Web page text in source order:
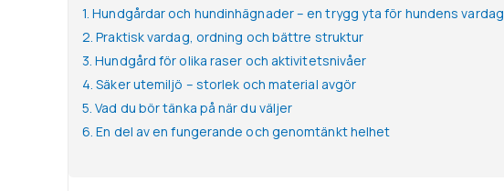
1. Hundgårdar och hundinhägnader – en trygg yta för hundens vardag
2. Praktisk vardag, ordning och bättre struktur
3. Hundgård för olika raser och aktivitetsnivåer
4. Säker utemiljö – storlek och material avgör
5. Vad du bör tänka på när du väljer
6. En del av en fungerande och genomtänkt helhet